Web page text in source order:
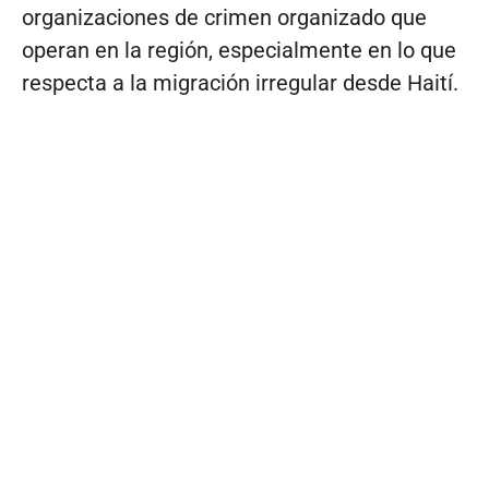
organizaciones de crimen organizado que
operan en la región, especialmente en lo que
respecta a la migración irregular desde Haití.